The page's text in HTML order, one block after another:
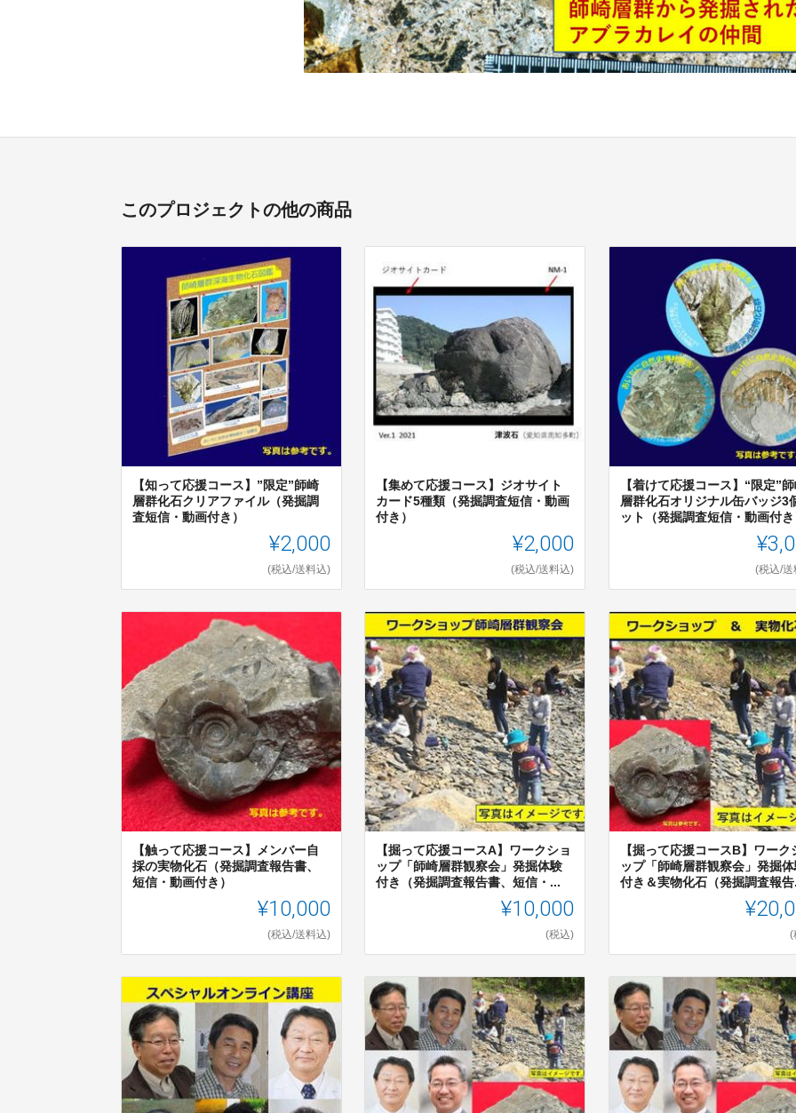
このプロジェクトの他の商品
【知って応援コース】”限定”師崎
層群化石クリアファイル（発掘調
査短信・動画付き）
¥2,000
(税込/送料込)
【集めて応援コース】ジオサイト
カード5種類（発掘調査短信・動画
付き）
¥2,000
(税込/送料込)
【着けて応援コース】“限定”
層群化石オリジナル缶バッジ3
ット（発掘調査短信・動画付
(税込/送
【触って応援コース】メンバー自
採の実物化石（発掘調査報告書、
短信・動画付き）
¥10,000
(税込/送料込)
【掘って応援コースA】ワークショ
ップ「師崎層群観察会」発掘体験
付き（発掘調査報告書、短信・...
¥10,000
(税込)
【掘って応援コースB】ワーク
ップ「師崎層群観察会」発掘
付き＆実物化石（発掘調査報
(